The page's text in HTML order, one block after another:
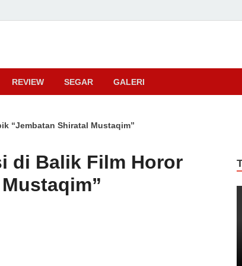
REVIEW SEGAR GALERI
“Jembatan Shiratal Mustaqim”
di Balik Film Horor